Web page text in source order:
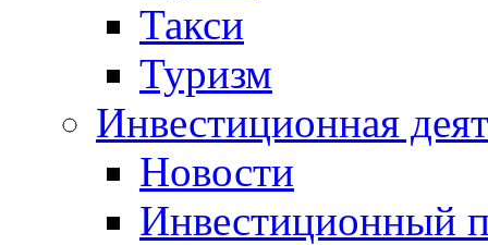
Такси
Туризм
Инвестиционная
Новости
Инвестиционный